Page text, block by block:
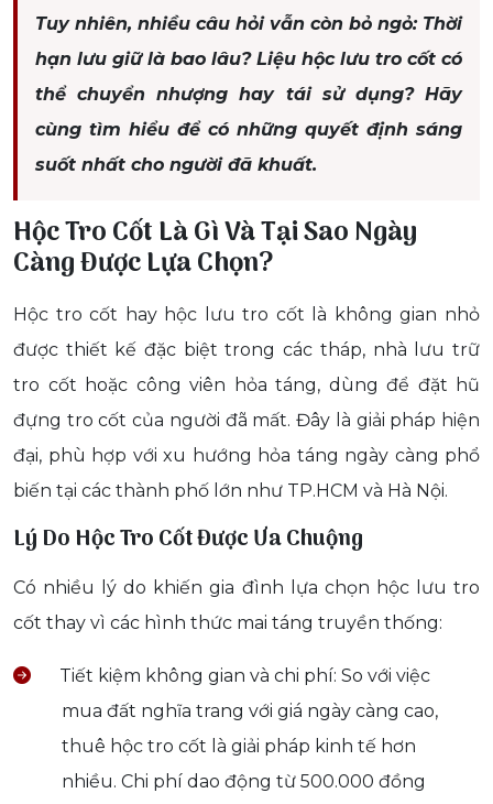
Tuy nhiên, nhiều câu hỏi vẫn còn bỏ ngỏ: Thời
hạn lưu giữ là bao lâu? Liệu hộc lưu tro cốt có
thể chuyển nhượng hay tái sử dụng? Hãy
cùng tìm hiểu để có những quyết định sáng
suốt nhất cho người đã khuất.
Hộc Tro Cốt Là Gì Và Tại Sao Ngày
Càng Được Lựa Chọn?
Hộc tro cốt hay hộc lưu tro cốt là không gian nhỏ
được thiết kế đặc biệt trong các tháp, nhà lưu trữ
tro cốt hoặc công viên hỏa táng, dùng để đặt hũ
đựng tro cốt của người đã mất. Đây là giải pháp hiện
đại, phù hợp với xu hướng hỏa táng ngày càng phổ
biến tại các thành phố lớn như TP.HCM và Hà Nội.
Lý Do Hộc Tro Cốt Được Ưa Chuộng
Có nhiều lý do khiến gia đình lựa chọn hộc lưu tro
cốt thay vì các hình thức mai táng truyền thống:
Tiết kiệm không gian và chi phí: So với việc
mua đất nghĩa trang với giá ngày càng cao,
thuê hộc tro cốt là giải pháp kinh tế hơn
nhiều. Chi phí dao động từ 500.000 đồng